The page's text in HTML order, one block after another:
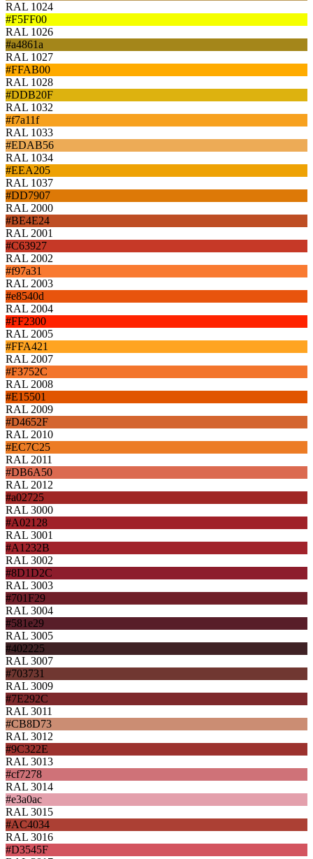
RAL 1024
#F5FF00
RAL 1026
#a4861a
RAL 1027
#FFAB00
RAL 1028
#DDB20F
RAL 1032
#f7a11f
RAL 1033
#EDAB56
RAL 1034
#EEA205
RAL 1037
#DD7907
RAL 2000
#BE4E24
RAL 2001
#C63927
RAL 2002
#f97a31
RAL 2003
#e8540d
RAL 2004
#FF2300
RAL 2005
#FFA421
RAL 2007
#F3752C
RAL 2008
#E15501
RAL 2009
#D4652F
RAL 2010
#EC7C25
RAL 2011
#DB6A50
RAL 2012
#a02725
RAL 3000
#A02128
RAL 3001
#A1232B
RAL 3002
#8D1D2C
RAL 3003
#701F29
RAL 3004
#581e29
RAL 3005
#402225
RAL 3007
#703731
RAL 3009
#7E292C
RAL 3011
#CB8D73
RAL 3012
#9C322E
RAL 3013
#cf7278
RAL 3014
#e3a0ac
RAL 3015
#AC4034
RAL 3016
#D3545F